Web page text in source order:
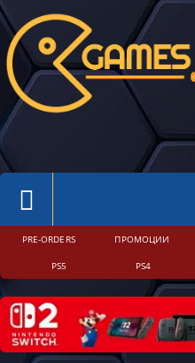
PRE-ORDERS ПРОМОЦИИ
PS5 PS4